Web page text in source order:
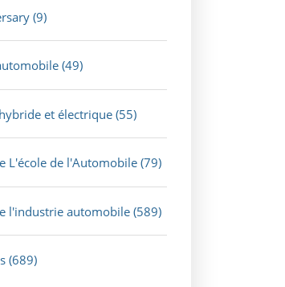
(9)
(49)
et électrique (55)
L'école de l'Automobile (79)
l'industrie automobile (589)
(689)